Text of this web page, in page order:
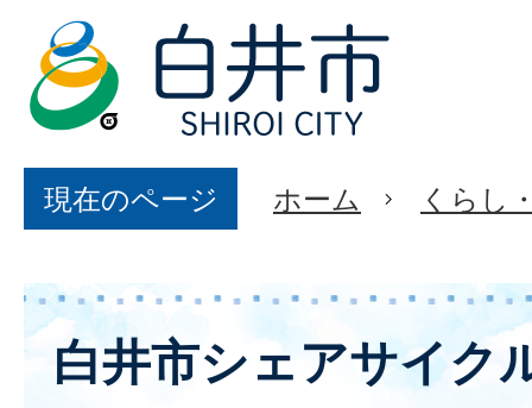
現在のページ ホーム くらし
白井市シェアサイク